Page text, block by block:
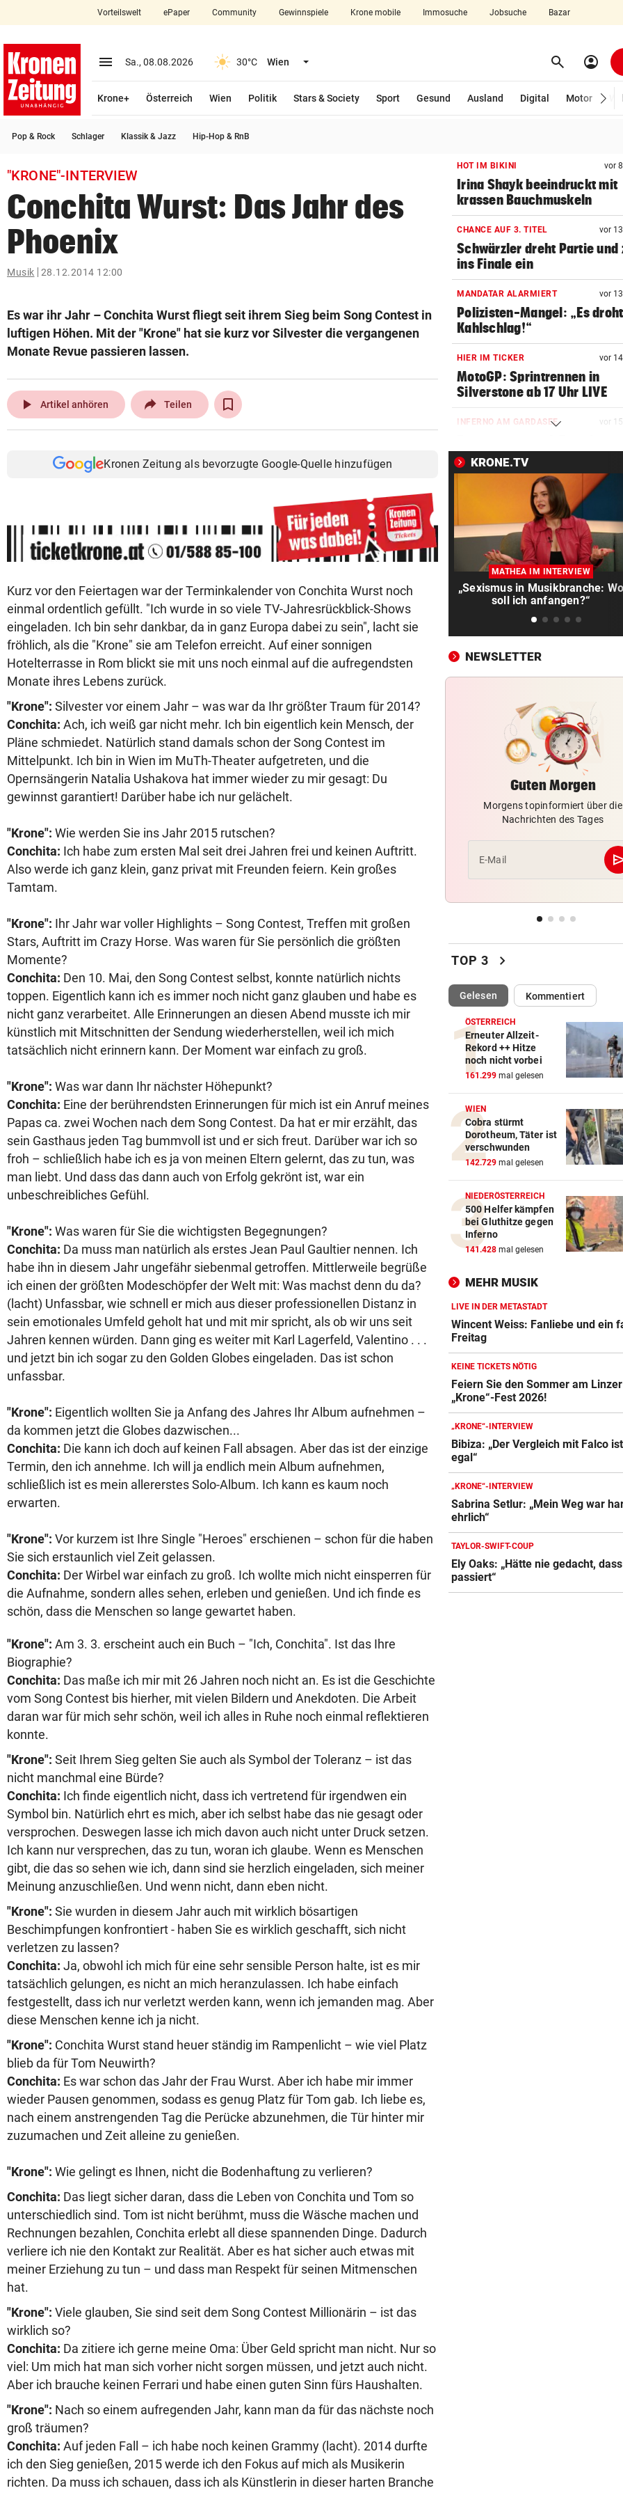
closeSchließen
account_circle Anmelden
arrow_right
bookmark
search
Suchbegriff
eingeben
Muthgasse 2, 1190 Wien
Vorteilswelt ePaper Community Gewinnspiele Krone mobile Immosuche Jobsuche Bazar
menu Menü aufklappen
Sa., 08.08.2026 30°C Wien Menü aufklappen search Suchen
account_circle
Krone+ Österreich Wien Politik Stars & Society Sport Gesund Ausland Digital Motor
Pop & Rock Schlager Klassik & Jazz Hip-Hop & RnB
"KRONE"-INTERVIEW
Conchita Wurst: Das Jahr des
Phoenix
Musik 28.12.2014 12:00
Es war ihr Jahr – Conchita Wurst fliegt seit ihrem Sieg beim Song Contest in
luftigen Höhen. Mit der "Krone" hat sie kurz vor Silvester die vergangenen
Monate Revue passieren lassen.
play_arrow Artikel anhören Teilen
Kronen Zeitung als bevorzugte Google-Quelle hinzufügen
Kurz vor den Feiertagen war der Terminkalender von Conchita Wurst noch
einmal ordentlich gefüllt. "Ich wurde in so viele TV-Jahresrückblick-Shows
eingeladen. Ich bin sehr dankbar, da in ganz Europa dabei zu sein", lacht sie
fröhlich, als die "Krone" sie am Telefon erreicht. Auf einer sonnigen
Hotelterrasse in Rom blickt sie mit uns noch einmal auf die aufregendsten
Monate ihres Lebens zurück.
"Krone": Silvester vor einem Jahr – was war da Ihr größter Traum für 2014?
Conchita: Ach, ich weiß gar nicht mehr. Ich bin eigentlich kein Mensch, der
Pläne schmiedet. Natürlich stand damals schon der Song Contest im
Mittelpunkt. Ich bin in Wien im MuTh-Theater aufgetreten, und die
Opernsängerin Natalia Ushakova hat immer wieder zu mir gesagt: Du
gewinnst garantiert! Darüber habe ich nur gelächelt.
"Krone": Wie werden Sie ins Jahr 2015 rutschen?
Conchita: Ich habe zum ersten Mal seit drei Jahren frei und keinen Auftritt.
Also werde ich ganz klein, ganz privat mit Freunden feiern. Kein großes
Tamtam.
"Krone": Ihr Jahr war voller Highlights – Song Contest, Treffen mit großen
Stars, Auftritt im Crazy Horse. Was waren für Sie persönlich die größten
Momente?
Conchita: Den 10. Mai, den Song Contest selbst, konnte natürlich nichts
toppen. Eigentlich kann ich es immer noch nicht ganz glauben und habe es
nicht ganz verarbeitet. Alle Erinnerungen an diesen Abend musste ich mir
künstlich mit Mitschnitten der Sendung wiederherstellen, weil ich mich
tatsächlich nicht erinnern kann. Der Moment war einfach zu groß.
"Krone": Was war dann Ihr nächster Höhepunkt?
Conchita: Eine der berührendsten Erinnerungen für mich ist ein Anruf meines
Papas ca. zwei Wochen nach dem Song Contest. Da hat er mir erzählt, das
sein Gasthaus jeden Tag bummvoll ist und er sich freut. Darüber war ich so
froh – schließlich habe ich es ja von meinen Eltern gelernt, das zu tun, was
man liebt. Und dass das dann auch von Erfolg gekrönt ist, war ein
unbeschreibliches Gefühl.
"Krone": Was waren für Sie die wichtigsten Begegnungen?
Conchita: Da muss man natürlich als erstes Jean Paul Gaultier nennen. Ich
habe ihn in diesem Jahr ungefähr siebenmal getroffen. Mittlerweile begrüße
ich einen der größten Modeschöpfer der Welt mit: Was machst denn du da?
(lacht) Unfassbar, wie schnell er mich aus dieser professionellen Distanz in
sein emotionales Umfeld geholt hat und mit mir spricht, als ob wir uns seit
Jahren kennen würden. Dann ging es weiter mit Karl Lagerfeld, Valentino . . .
und jetzt bin ich sogar zu den Golden Globes eingeladen. Das ist schon
unfassbar.
"Krone": Eigentlich wollten Sie ja Anfang des Jahres Ihr Album aufnehmen –
da kommen jetzt die Globes dazwischen...
Conchita: Die kann ich doch auf keinen Fall absagen. Aber das ist der einzige
Termin, den ich annehme. Ich will ja endlich mein Album aufnehmen,
schließlich ist es mein allererstes Solo-Album. Ich kann es kaum noch
erwarten.
"Krone": Vor kurzem ist Ihre Single "Heroes" erschienen – schon für die haben
Sie sich erstaunlich viel Zeit gelassen.
Conchita: Der Wirbel war einfach zu groß. Ich wollte mich nicht einsperren für
die Aufnahme, sondern alles sehen, erleben und genießen. Und ich finde es
schön, dass die Menschen so lange gewartet haben.
"Krone": Am 3. 3. erscheint auch ein Buch – "Ich, Conchita". Ist das Ihre
Biographie?
Conchita: Das maße ich mir mit 26 Jahren noch nicht an. Es ist die Geschichte
vom Song Contest bis hierher, mit vielen Bildern und Anekdoten. Die Arbeit
daran war für mich sehr schön, weil ich alles in Ruhe noch einmal reflektieren
konnte.
"Krone": Seit Ihrem Sieg gelten Sie auch als Symbol der Toleranz – ist das
nicht manchmal eine Bürde?
Conchita: Ich finde eigentlich nicht, dass ich vertretend für irgendwen ein
Symbol bin. Natürlich ehrt es mich, aber ich selbst habe das nie gesagt oder
versprochen. Deswegen lasse ich mich davon auch nicht unter Druck setzen.
Ich kann nur versprechen, das zu tun, woran ich glaube. Wenn es Menschen
gibt, die das so sehen wie ich, dann sind sie herzlich eingeladen, sich meiner
Meinung anzuschließen. Und wenn nicht, dann eben nicht.
"Krone": Sie wurden in diesem Jahr auch mit wirklich bösartigen
Beschimpfungen konfrontiert - haben Sie es wirklich geschafft, sich nicht
verletzen zu lassen?
Conchita: Ja, obwohl ich mich für eine sehr sensible Person halte, ist es mir
tatsächlich gelungen, es nicht an mich heranzulassen. Ich habe einfach
festgestellt, dass ich nur verletzt werden kann, wenn ich jemanden mag. Aber
diese Menschen kenne ich ja nicht.
"Krone": Conchita Wurst stand heuer ständig im Rampenlicht – wie viel Platz
blieb da für Tom Neuwirth?
Conchita: Es war schon das Jahr der Frau Wurst. Aber ich habe mir immer
wieder Pausen genommen, sodass es genug Platz für Tom gab. Ich liebe es,
nach einem anstrengenden Tag die Perücke abzunehmen, die Tür hinter mir
zuzumachen und Zeit alleine zu genießen.
"Krone": Wie gelingt es Ihnen, nicht die Bodenhaftung zu verlieren?
Conchita: Das liegt sicher daran, dass die Leben von Conchita und Tom so
unterschiedlich sind. Tom ist nicht berühmt, muss die Wäsche machen und
Rechnungen bezahlen, Conchita erlebt all diese spannenden Dinge. Dadurch
verliere ich nie den Kontakt zur Realität. Aber es hat sicher auch etwas mit
meiner Erziehung zu tun – und dass man Respekt für seinen Mitmenschen
hat.
"Krone": Viele glauben, Sie sind seit dem Song Contest Millionärin – ist das
wirklich so?
Conchita: Da zitiere ich gerne meine Oma: Über Geld spricht man nicht. Nur so
viel: Um mich hat man sich vorher nicht sorgen müssen, und jetzt auch nicht.
Aber ich brauche keinen Ferrari und habe einen guten Sinn fürs Haushalten.
"Krone": Nach so einem aufregenden Jahr, kann man da für das nächste noch
groß träumen?
Conchita: Auf jeden Fall – ich habe noch keinen Grammy (lacht). 2014 durfte
ich den Sieg genießen, 2015 werde ich den Fokus auf mich als Musikerin
richten. Da muss ich schauen, dass ich als Künstlerin in dieser harten Branche
HOT IM BIKINI vor
Irina Shayk beeindruckt mit
krassen Bauchmuskeln
CHANCE AUF 3. TITEL vor
Schwärzler dreht Partie und
ins Finale ein
MANDATAR ALARMIERT vor
Polizisten-Mangel: „Es
Kahlschlag!“
HIER IM TICKER vor
MotoGP: Sprintrennen in
Silverstone ab 17 Uhr LIVE
INFERNO AM GARDASEE vor
Evakuierte dürfen zurück
SOMMERCUP 2026 LIVE: vor 17
Hard um Platz drei – Kiel
Luzern im Finale!
HERZOG & CO. IN AKTION vor
LIVE: Legendentreffen! Rapid
gegen Werder Bremen
22-Jährige erlitt auf
Schwächeanfall
AFLE TOP-SPIEL: vor
Wroclav Panthers
NACH ABSCHIED AUS RIED vor
Sieg! Erfolgreiches Debüt für
Senft in Karlsruhe
BUNDESLIGA IM TICKER vor
LIVE ab 17 Uhr: GAK gegen
Lustenau
vor
Drama um Ilzer-Ass!
ÖAMTC nicht gerufen: 130
Strafe für Lenker
NACH ARBEIT IM EINSATZ
60 Alarme zu Waldbränden in
einer Woche
NAMEN VERWECHSELT vor
Frau bekam in Italien
Embryo eingesetzt
DREIMAL SO VIELE KÜHE vor
Dürre bringt jetzt auch
Schlachthöfe ans Limit
STATT SCHACHGENIE
András Baka soll neuer
Ungarns werden
AUFSTEIGER WILL DUO vor
ÖFB-Teamspieler?
SCHWERE KOLLISIONEN vor 2
Tirol: Drei verletzte Biker
heftigen Unfällen
VOM LAND KÄRNTEN vor 2
Mehr Geld für Kastration von
Streunerkatzen
KRONE.TV
MATHEA IM INTERVIEW
„Sexismus in Musikbranche: Wo
soll ich anfangen?“
NEWSLETTER
Guten Morgen
Morgens topinformiert über die
Nachrichten des Tages
E-Mail
TOP 3 chevron_right
Gelesen(ausgewählt)Kommentiert
ÖSTERREICH
Erneuter Allzeit-
Rekord ++ Hitze
noch nicht vorbei
161.299 mal gelesen
WIEN
Cobra stürmt
Dorotheum, Täter ist
verschwunden
142.729 mal gelesen
NIEDERÖSTERREICH
500 Helfer kämpfen
bei Gluthitze gegen
Inferno
141.428 mal gelesen
MEHR MUSIK
LIVE IN DER METASTADT
Wincent Weiss: Fanliebe und ein
Freitag
KEINE TICKETS NÖTIG
Feiern Sie den Sommer am Linzer
„Krone“-Fest 2026!
„KRONE“-INTERVIEW
Bibiza: „Der Vergleich mit Falco
egal“
„KRONE“-INTERVIEW
Sabrina Setlur: „Mein Weg war
ehrlich“
TAYLOR-SWIFT-COUP
Ely Oaks: „Hätte nie gedacht,
passiert“